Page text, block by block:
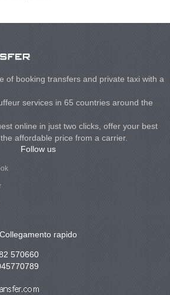
of booking transfers and private taxi with a
services in 65 countries around the
online in just two clicks, offer your best
affordable price from a carrier.
Follow us
Collegamento rapido
570660